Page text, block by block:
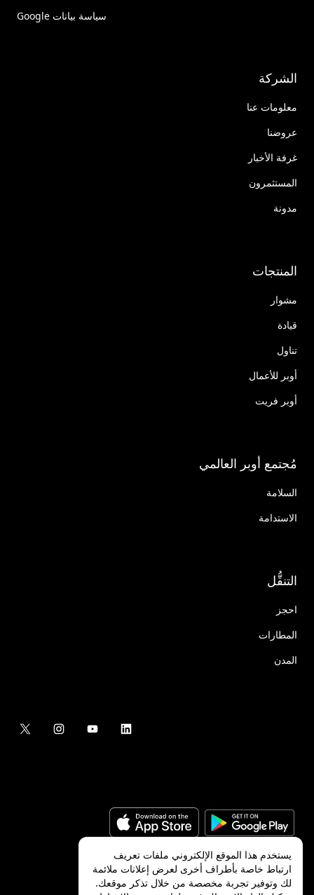
سياسة بيانات Google
الشركة
معلومات عنا
عروضنا
غرفة الأخبار
المستثمرون
مدونة
المنتجات
مشوار
قيادة
تناول
أوبر للأعمال
أوبر فريت
مُجتمع أوبر العالمي
السلامة
الاستدامة
التنقُّل
احجز
المطارات
المدن
©
2026شركة Uber Technologies, Inc.‎
يستخدم هذا الموقع الإلكتروني ملفات تعريف
ارتباط خاصة بأطراف أخرى لعرض إعلانات ملائمة
لك وتوفير تجربة مخصصة من خلال تذكر موقعك.